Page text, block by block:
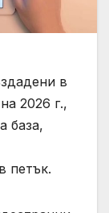
в
2026 г.,
база,
петък.